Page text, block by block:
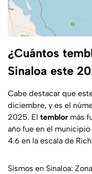
¿Cuántos
Sinaloa este
Cabe destacar que
diciembre, y es el
2025. El temblor más
año fue en el
4.6 en la escala de
Sismos en Sinaloa: